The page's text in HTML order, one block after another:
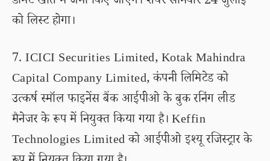
को लिस्ट होगा।
7. ICICI Securities Limited, Kotak Mahindra
Capital Company Limited, कंपनी लिमिटेड को
उत्कर्ष स्मॉल फाइनेंस बैंक आईपीओ के बुक रनिंग लीड
मैनेजर के रूप में नियुक्त किया गया है। Keffin
Technologies Limited को आईपीओ इश्यू रजिस्ट्रार के